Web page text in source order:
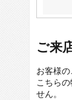
ご来
お客様
こちら
せん。